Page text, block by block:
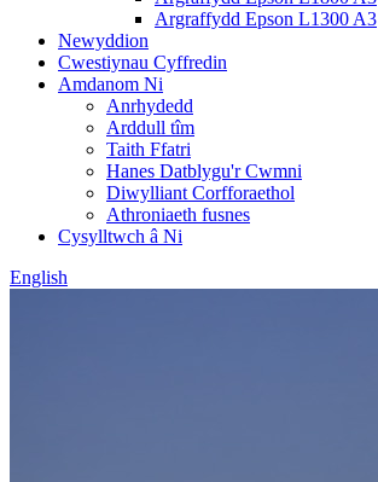
Argraffydd Epson L1300 A3
Newyddion
Cwestiynau Cyffredin
Amdanom Ni
Anrhydedd
Arddull tîm
Taith Ffatri
Hanes Datblygu'r Cwmni
Diwylliant Corfforaethol
Athroniaeth fusnes
Cysylltwch â Ni
English